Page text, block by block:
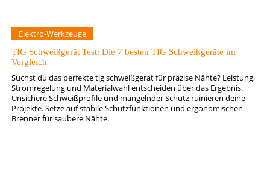
Elektro-Werkzeuge
TIG Schweißgerät Test: Die 7 besten TIG Schweißgeräte im
Vergleich
Suchst du das perfekte tig schweißgerät für präzise Nähte? Leistung,
Stromregelung und Materialwahl entscheiden über das Ergebnis.
Unsichere Schweißprofile und mangelnder Schutz ruinieren deine
Projekte. Setze auf stabile Schutzfunktionen und ergonomischen
Brenner für saubere Nähte.